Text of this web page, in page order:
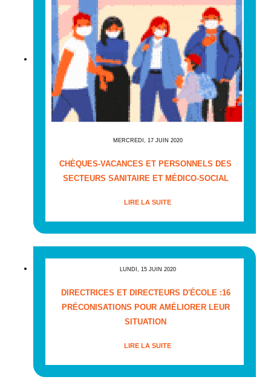
MERCREDI, 17 JUIN 2020
CHÈQUES-VACANCES ET PERSONNELS DES
SECTEURS SANITAIRE ET MÉDICO-SOCIAL
LIRE LA SUITE
LUNDI, 15 JUIN 2020
DIRECTRICES ET DIRECTEURS D'ÉCOLE :16
PRÉCONISATIONS POUR AMÉLIORER LEUR
SITUATION
LIRE LA SUITE